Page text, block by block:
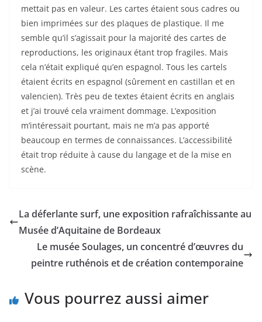
mettait pas en valeur. Les cartes étaient sous cadres ou
bien imprimées sur des plaques de plastique. Il me
semble qu’il s’agissait pour la majorité des cartes de
reproductions, les originaux étant trop fragiles. Mais
cela n’était expliqué qu’en espagnol. Tous les cartels
étaient écrits en espagnol (sûrement en castillan et en
valencien). Très peu de textes étaient écrits en anglais
et j’ai trouvé cela vraiment dommage. L’exposition
m’intéressait pourtant, mais ne m’a pas apporté
beaucoup en termes de connaissances. L’accessibilité
était trop réduite à cause du langage et de la mise en
scène.
La déferlante surf, une exposition rafraîchissante au
Musée d’Aquitaine de Bordeaux
Le musée Soulages, un concentré d’œuvres du
peintre ruthénois et de création contemporaine
Vous pourrez aussi aimer